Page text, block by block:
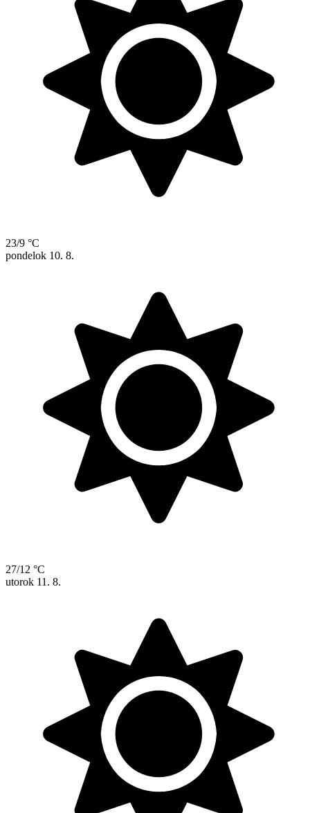
23/9 °C
pondelok 10. 8.
27/12 °C
utorok 11. 8.